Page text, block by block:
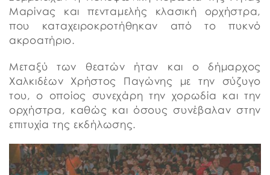
Μαρίνας και πενταμελής κλασική ορχήστρα,
που καταχειροκροτήθηκαν από το πυκνό
ακροατήριο.
Μεταξύ των θεατών ήταν και ο δήμαρχος
Χαλκιδέων Χρήστος Παγώνης με την σύζυγο
του, ο οποίος συνεχάρη την χορωδία και την
ορχήστρα, καθώς και όσους συνέβαλαν στην
επιτυχία της εκδήλωσης.